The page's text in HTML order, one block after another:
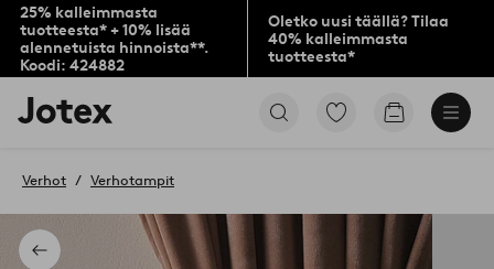
25% kalleimmasta
tuotteesta* + 10% lisää
alennetuista hinnoista**.
Koodi: 424882
Oletko uusi täällä? Tilaa
40% kalleimmasta
tuotteesta*
Jotex-
logo
aloitussivulle
Siirry
Siirry
Takaisin
Verhot Verhotampit